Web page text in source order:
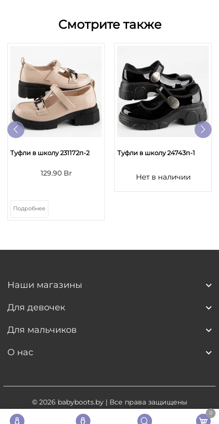
0
Смотрите также
Туфли в школу 231172п-2
129.90 Br
Подробнее
Туфли в школу 24743п-1
Нет в наличии
Наши магазины
Для девочек
Для мальчиков
О нас
© 2026 babyboots.by| Все права защищены
Разработка сайта - 5digital.by